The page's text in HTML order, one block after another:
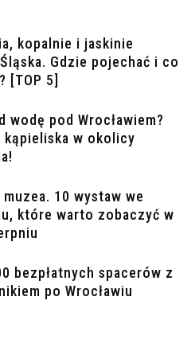
kopalnie i jaskinie
Gdzie pojechać i co
[TOP 5]
wodę pod Wrocławiem?
kąpieliska w okolicy
10 wystaw we
które warto zobaczyć w
bezpłatnych spacerów z
po Wrocławiu